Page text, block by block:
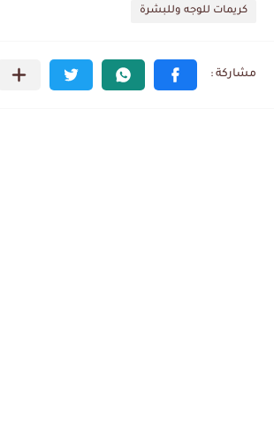
كريمات للوجه وللبشرة